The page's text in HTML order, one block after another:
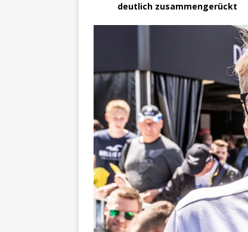
deutlich zusammengerückt